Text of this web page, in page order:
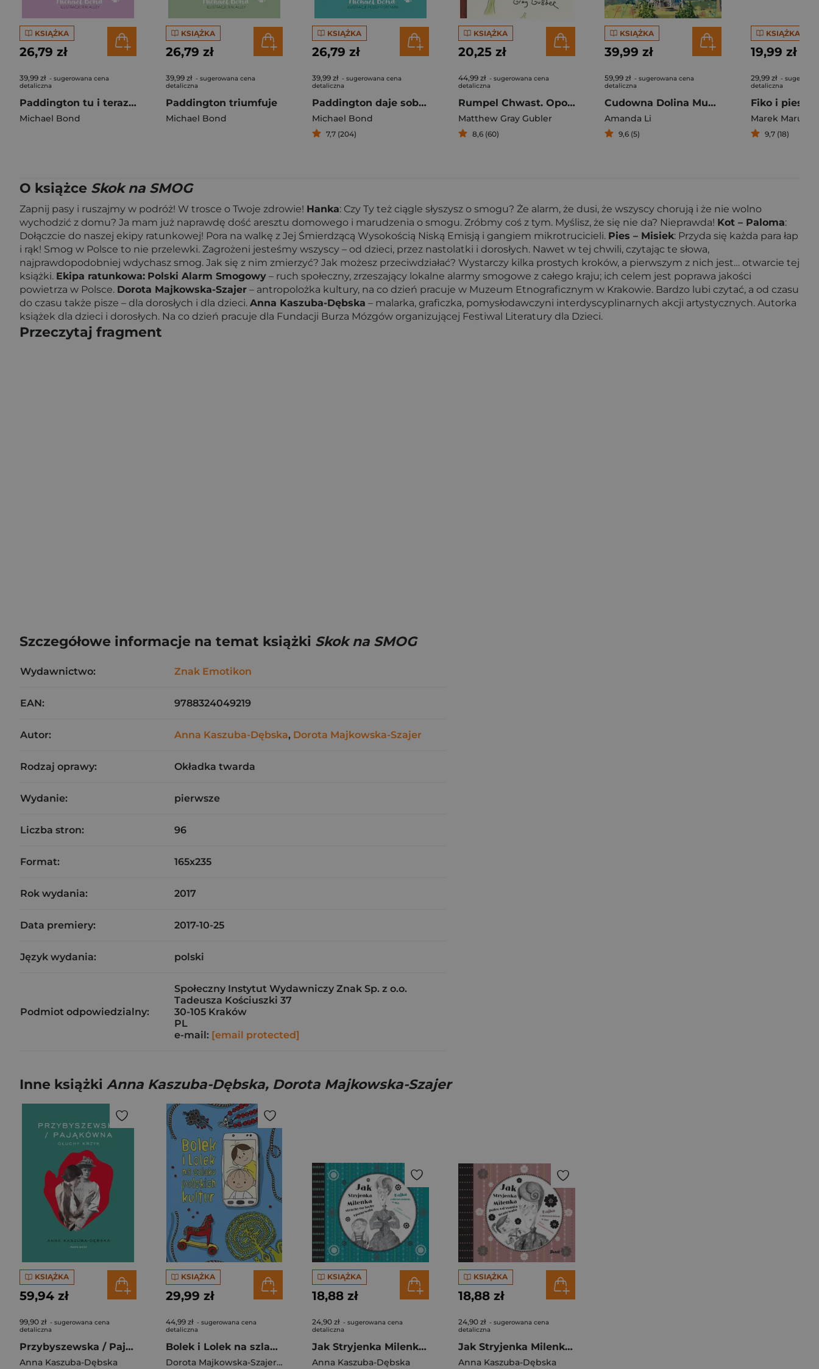
KSIĄŻKA
26,79 zł
39,99 zł - sugerowana cena
detaliczna
Paddington tu i teraz 2023
Michael Bond
KSIĄŻKA
26,79 zł
39,99 zł - sugerowana cena
detaliczna
Paddington triumfuje
Michael Bond
KSIĄŻKA
26,79 zł
39,99 zł - sugerowana cena
detaliczna
Paddington daje sobie radę
Michael Bond
7,7 (204)
KSIĄŻKA
20,25 zł
44,99 zł - sugerowana cena
detaliczna
Rumpel Chwast. Opowieść o bananach, przynależności i byciu sobą
Matthew Gray Gubler
8,6 (60)
KSIĄŻKA
39,99 zł
59,99 zł - sugerowana cena
detaliczna
Cudowna Dolina Muminków [nowe wydanie]
Amanda Li
9,6 (5)
KSIĄŻKA
19,99 zł
29,99 zł -
detaliczna
Fiko i piesek
Marek
9,7 (18)
O książce Skok na SMOG
Zapnij pasy i ruszajmy w podróż! W trosce o Twoje zdrowie! Hanka: Czy Ty też ciągle słyszysz o smogu? Że alarm, że dusi, że wszyscy chorują i że nie wolno
wychodzić z domu? Ja mam już naprawdę dość aresztu domowego i marudzenia o smogu. Zróbmy coś z tym. Myślisz, że się nie da? Nieprawda! Kot – Paloma:
Dołączcie do naszej ekipy ratunkowej! Pora na walkę z Jej Śmierdzącą Wysokością Niską Emisją i gangiem mikrotrucicieli. Pies – Misiek: Przyda się każda para łap
i rąk! Smog w Polsce to nie przelewki. Zagrożeni jesteśmy wszyscy – od dzieci, przez nastolatki i dorosłych. Nawet w tej chwili, czytając te słowa,
najprawdopodobniej wdychasz smog. Jak się z nim zmierzyć? Jak możesz przeciwdziałać? Wystarczy kilka prostych kroków, a pierwszym z nich jest… otwarcie tej
książki. Ekipa ratunkowa: Polski Alarm Smogowy – ruch społeczny, zrzeszający lokalne alarmy smogowe z całego kraju; ich celem jest poprawa jakości
powietrza w Polsce. Dorota Majkowska-Szajer – antropolożka kultury, na co dzień pracuje w Muzeum Etnograficznym w Krakowie. Bardzo lubi czytać, a od czasu
do czasu także pisze – dla dorosłych i dla dzieci. Anna Kaszuba-Dębska – malarka, graficzka, pomysłodawczyni interdyscyplinarnych akcji artystycznych. Autorka
książek dla dzieci i dorosłych. Na co dzień pracuje dla Fundacji Burza Mózgów organizującej Festiwal Literatury dla Dzieci.
Przeczytaj fragment
Szczegółowe informacje na temat książki Skok na SMOG
Wydawnictwo: Znak Emotikon
EAN: 9788324049219
Autor: Anna Kaszuba-Dębska, Dorota Majkowska-Szajer
Rodzaj oprawy: Okładka twarda
Wydanie: pierwsze
Liczba stron: 96
Format: 165x235
Rok wydania: 2017
Data premiery: 2017-10-25
Język wydania: polski
Podmiot odpowiedzialny:
Społeczny Instytut Wydawniczy Znak Sp. z o.o.
Tadeusza Kościuszki 37
30-105 Kraków
PL
e-mail: [email protected]
Inne książki Anna Kaszuba-Dębska, Dorota Majkowska-Szajer
KSIĄŻKA
59,94 zł
99,90 zł - sugerowana cena
detaliczna
Przybyszewska / Pająkówna Głuchy krzyk
Anna Kaszuba-Dębska
KSIĄŻKA
29,99 zł
44,99 zł - sugerowana cena
detaliczna
Bolek i Lolek na szlaku polskich kultur. Wznowienie 2021
Dorota Majkowska-Szajer
,Sara Szewczyk
KSIĄŻKA
18,88 zł
24,90 zł - sugerowana cena
detaliczna
Jak Stryjenka Milenka strachy na lachy opanowała
Anna Kaszuba-Dębska
KSIĄŻKA
18,88 zł
24,90 zł - sugerowana cena
detaliczna
Jak Stryjenka Milenka palec od ssania uratowała.
Anna Kaszuba-Dębska